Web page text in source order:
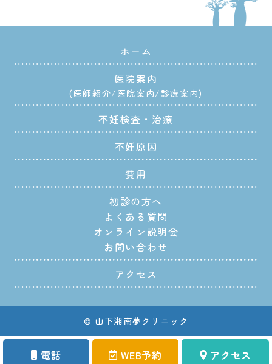
電話 WEB予約 アクセス
ホーム
医院案内
医師紹介 医院案内 診療案内
不妊検査・治療
不妊原因
費用
初診の方へ
よくある質問
オンライン説明会
お問い合わせ
アクセス
© 山下湘南夢クリニック